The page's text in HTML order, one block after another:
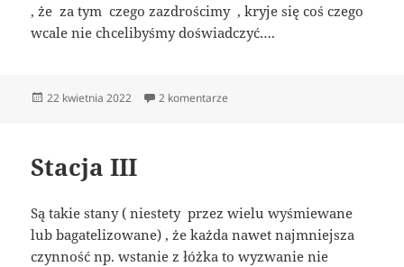
, że za tym czego zazdrościmy , kryje się coś czego
wcale nie chcelibyśmy doświadczyć….
Data
22 kwietnia 2022 2 komentarze
Stacja III
Są takie stany ( niestety przez wielu wyśmiewane
lub bagatelizowane) , że każda nawet najmniejsza
czynność np. wstanie z łóżka to wyzwanie nie